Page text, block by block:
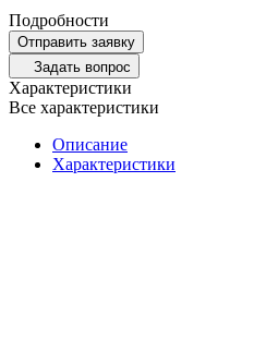
Подробности
Отправить заявку
Задать вопрос
Характеристики
Все характеристики
Описание
Характеристики